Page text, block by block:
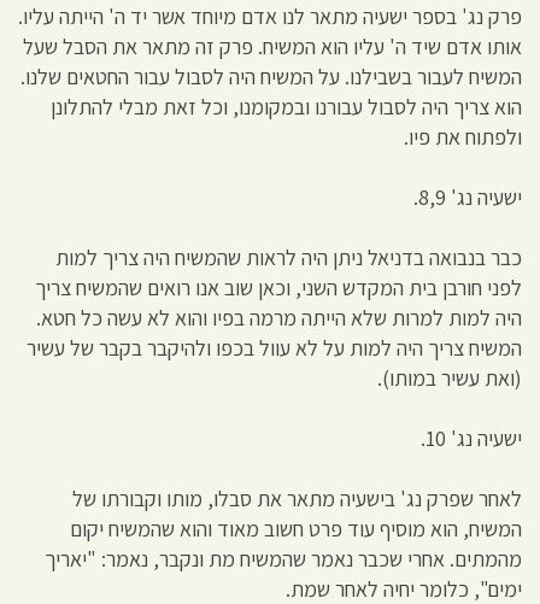
פרק נג' בספר ישעיה מתאר לנו אדם מיוחד אשר יד ה' הייתה עליו.
אותו אדם שיד ה' עליו הוא המשיח. פרק זה מתאר את הסבל שעל
המשיח לעבור בשבילנו. על המשיח היה לסבול עבור החטאים שלנו.
הוא צריך היה לסבול עבורנו ובמקומנו, וכל זאת מבלי להתלונן
ולפתוח את פיו.
ישעיה נג' 8,9.
כבר בנבואה בדניאל ניתן היה לראות שהמשיח היה צריך למות
לפני חורבן בית המקדש השני, וכאן שוב אנו רואים שהמשיח צריך
היה למות למרות שלא הייתה מרמה בפיו והוא לא עשה כל חטא.
המשיח צריך היה למות על לא עוול בכפו ולהיקבר בקבר של עשיר
(ואת עשיר במותו).
ישעיה נג' 10.
לאחר שפרק נג' בישעיה מתאר את סבלו, מותו וקבורתו של
המשיח, הוא מוסיף עוד פרט חשוב מאוד והוא שהמשיח יקום
מהמתים. אחרי שכבר נאמר שהמשיח מת ונקבר, נאמר: "יאריך
ימים", כלומר יחיה לאחר שמת.